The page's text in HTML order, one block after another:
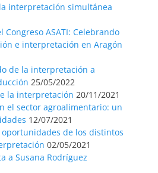
interpretación simultánea
Congreso ASATI: Celebrando
e interpretación en Aragón
de la interpretación a
25/05/2022
la interpretación 20/11/2021
el sector agroalimentario: un
12/07/2021
de los distintos
02/05/2021
a Susana Rodríguez